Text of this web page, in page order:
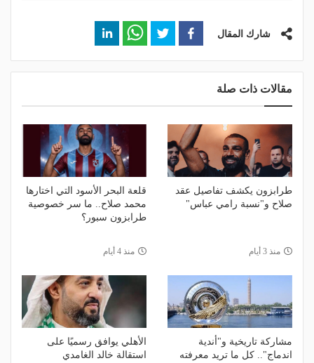
شارك المقال
مقالات ذات صلة
طرابزون يكشف تفاصيل عقد
صلاح و"نسبة رامي عباس"
منذ 3 أيام
قلعة البحر الأسود التي اختارها
محمد صلاح.. ما سر خصوصية
طرابزون سبور؟
منذ 4 أيام
مشاركة تاريخية و"أندية
اندماج".. كل ما تريد معرفته
الأهلي يوافق رسميًا على
استقالة خالد الغامدي